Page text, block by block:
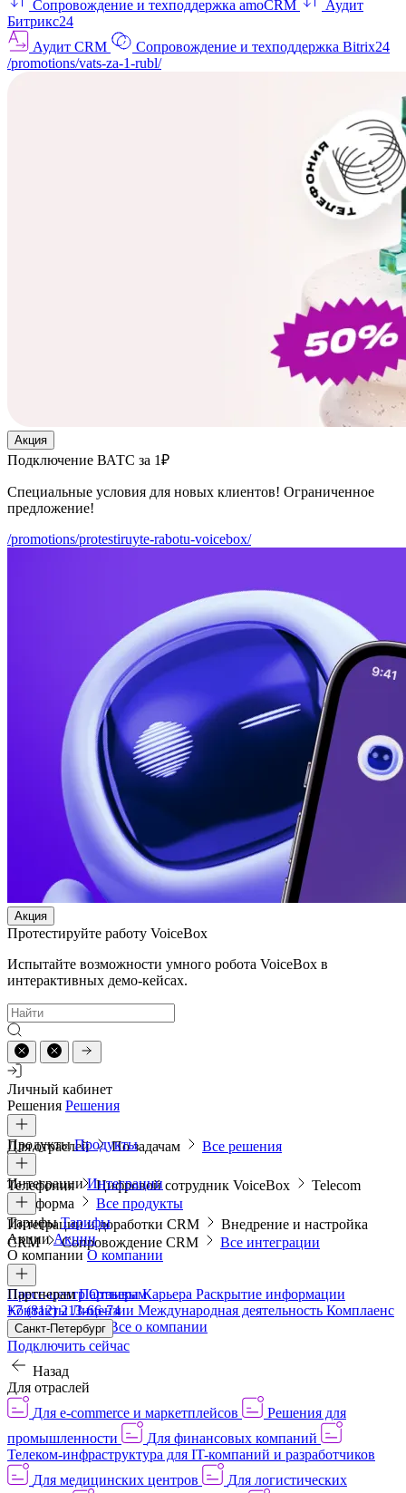
Сопровождение и техподдержка amoCRM
Аудит
Битрикс24
Аудит CRM
Сопровождение и техподдержка Bitrix24
/promotions/vats-za-1-rubl/
Акция
Подключение ВАТС за 1₽
Специальные условия для новых клиентов! Ограниченное
предложение!
/promotions/protestiruyte-rabotu-voicebox/
Акция
Протестируйте работу VoiceBox
Испытайте возможности умного робота VoiceBox в
интерактивных демо-кейсах.
Личный кабинет
Решения Решения
Для отраслей По задачам Все решения
ПродуктыПродукты
Телефония Цифровой сотрудник VoiceBox
Telecom
платформа
Все продукты
ИнтеграцииИнтеграции
Интеграции и доработки CRM
Внедрение и настройка
CRM
Сопровождение CRM Все интеграции
ТарифыТарифы
АкцииАкции
О компании О компании
Пресс-центрОтзывыКарьера Раскрытие информации
КонтактыЛицензии Международная деятельность Комплаенс
и деловая этика Все о компании
ПартнерамПартнерам
+7 (812) 213-66-74
Санкт-Петербург
Подключить сейчас
Назад
Для отраслей
Для e-commerce и маркетплейсов
Решения для
промышленности
Для финансовых компаний
Телеком-инфраструктура для IT-компаний и разработчиков
Для медицинских центров
Для логистических